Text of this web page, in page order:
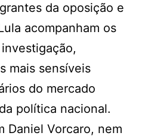
da oposição e
acompanham os
mais sensíveis
do mercado
política nacional.
Daniel Vorcaro, nem